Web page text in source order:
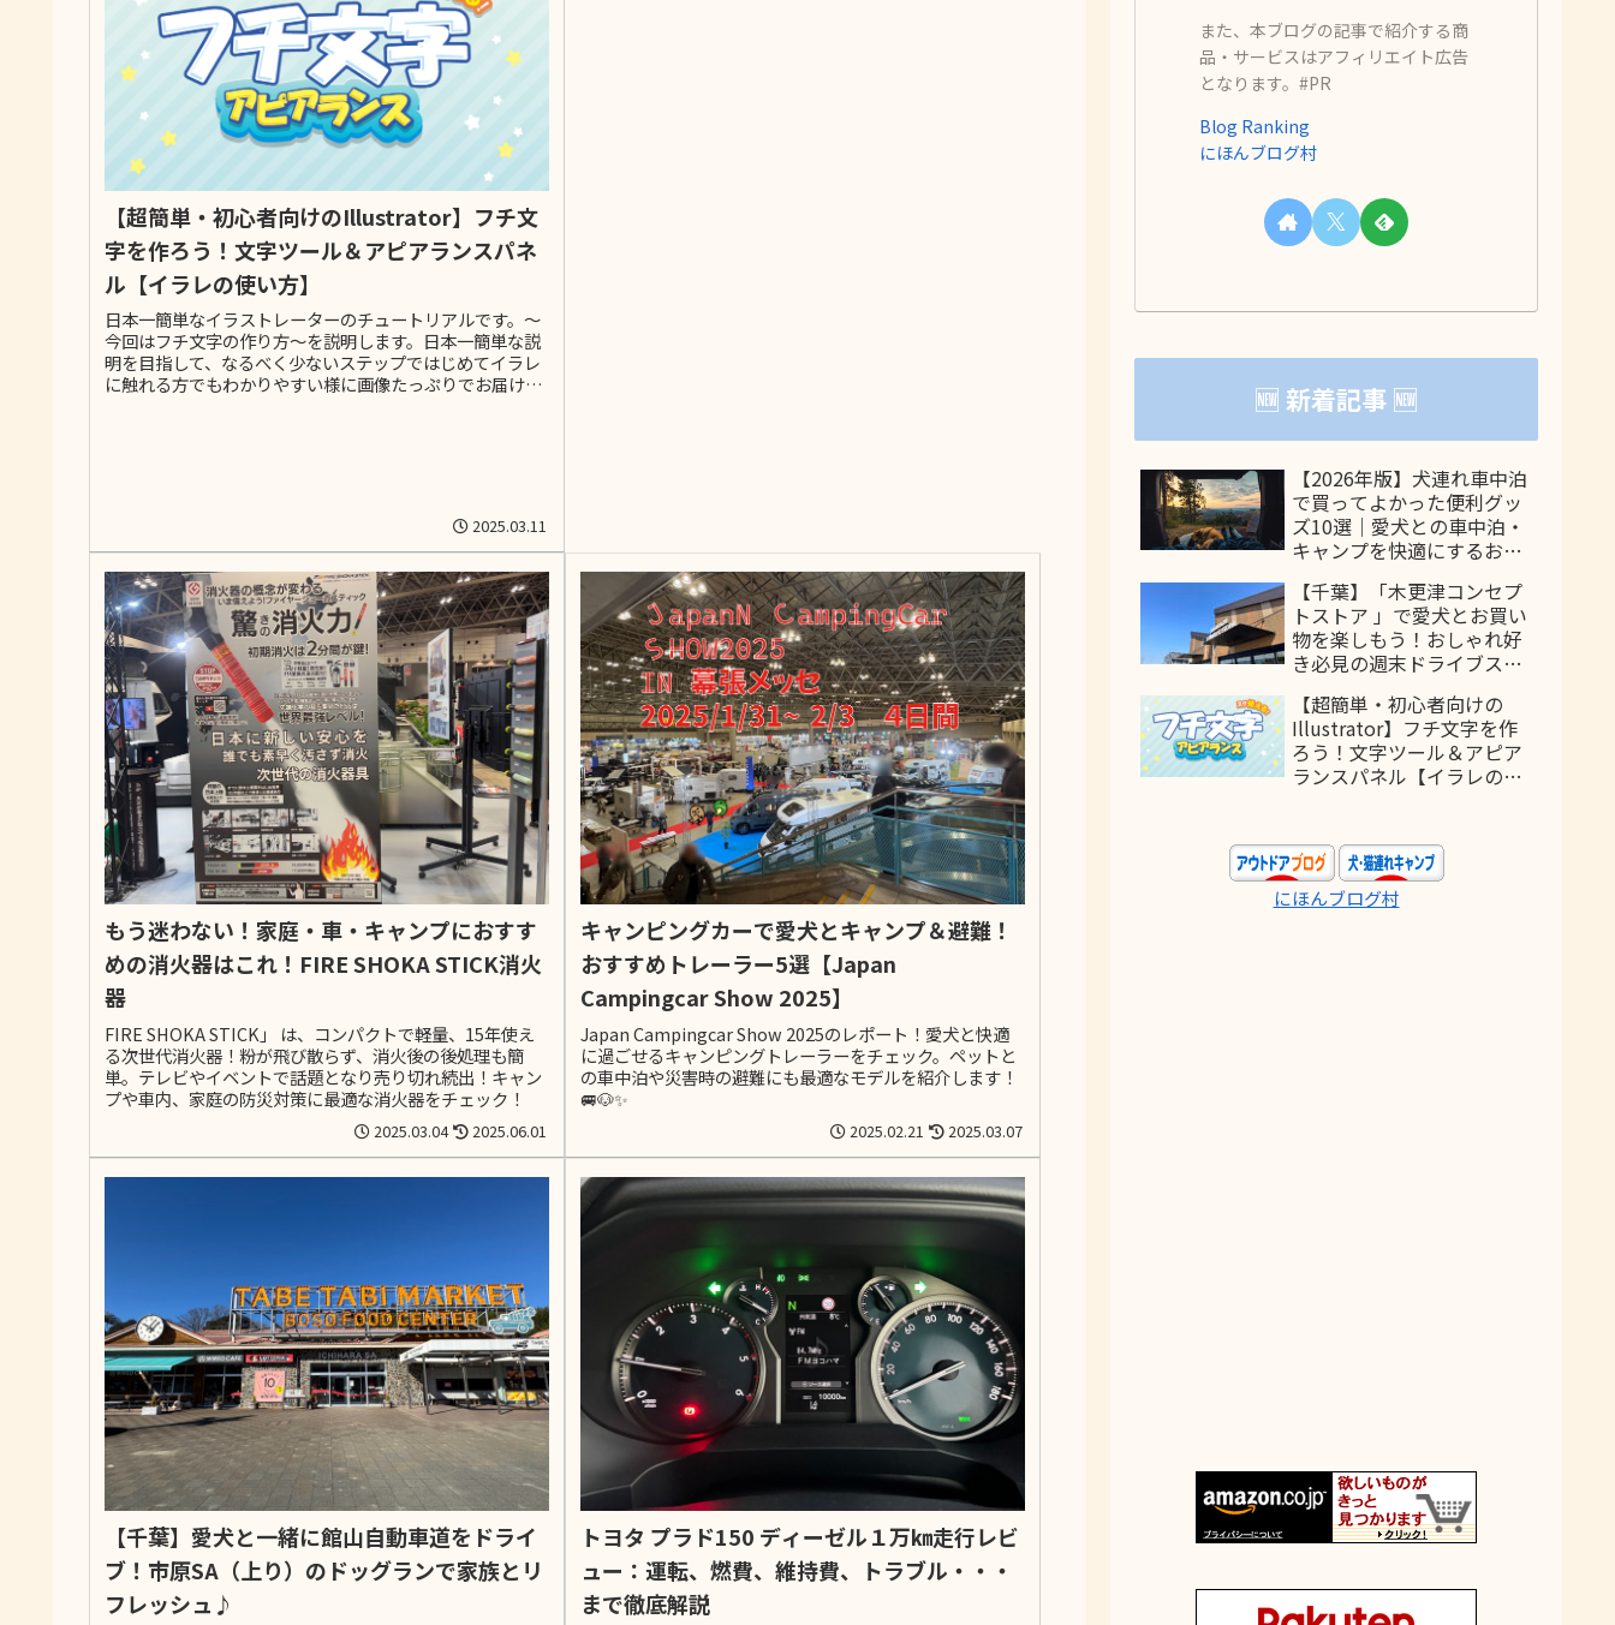
【超簡単・初心者向けのIllustrator】フチ文
字を作ろう！文字ツール＆アピアランスパネ
ル【イラレの使い方】
日本一簡単なイラストレーターのチュートリアルです。～
今回はフチ文字の作り方～を説明します。日本一簡単な説
明を目指して、なるべく少ないステップではじめてイラレ
に触れる方でもわかりやすい様に画像たっぷりでお届けし
2025.03.11
もう迷わない！家庭・車・キャンプにおすす
めの消火器はこれ！FIRE SHOKA STICK消火
器
FIRE SHOKA STICK」 は、コンパクトで軽量、15年使え
る次世代消火器！粉が飛び散らず、消火後の後処理も簡
単。テレビやイベントで話題となり売り切れ続出！キャン
プや車内、家庭の防災対策に最適な消火器をチェック！
2025.03.04 2025.06.01
キャンピングカーで愛犬とキャンプ＆避難！
おすすめトレーラー5選【Japan
Campingcar Show 2025】
Japan Campingcar Show 2025のレポート！愛犬と快適
に過ごせるキャンピングトレーラーをチェック。ペットと
の車中泊や災害時の避難にも最適なモデルを紹介します！
🚐🐶✨
2025.02.21 2025.03.07
【千葉】愛犬と一緒に館山自動車道をドライ
ブ！市原SA（上り）のドッグランで家族とリ
フレッシュ♪
トヨタ プラド150 ディーゼル１万㎞走行レビ
ュー：運転、燃費、維持費、トラブル・・・
まで徹底解説
また、本ブログの記事で紹介する商
品・サービスはアフィリエイト広告
となります。#PR
Blog Ranking
にほんブログ村
🆕 新着記事 🆕
【2026年版】犬連れ車中泊
で買ってよかった便利グッ
ズ10選｜愛犬との車中泊・
キャンプを快適にするおす
【千葉】「木更津コンセプ
トストア 」で愛犬とお買い
物を楽しもう！おしゃれ好
き必見の週末ドライブスポ
【超簡単・初心者向けの
Illustrator】フチ文字を作
ろう！文字ツール＆アピア
ランスパネル【イラレの使
にほんブログ村